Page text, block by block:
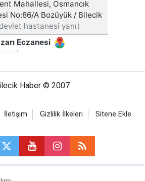
Haber © 2007
İletişim Gizlilik İlkeleri Sitene Ekle